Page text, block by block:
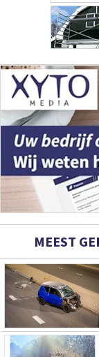
MEEST